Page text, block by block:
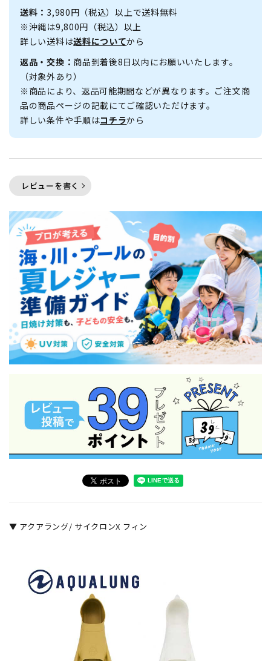
送料：3,980円（税込）以上で送料無料
※沖縄は9,800円（税込）以上
詳しい送料は送料についてから
返品・交換： 商品到着後8日以内にお願いいたします。
（対象外あり）
※商品により、返品可能期間などが異なります。ご注文商
品の商品ページの記載にてご確認いただけます。
詳しい条件や手順はコチラから
レビューを書く
▼ アクアラング/ サイクロンX フィン